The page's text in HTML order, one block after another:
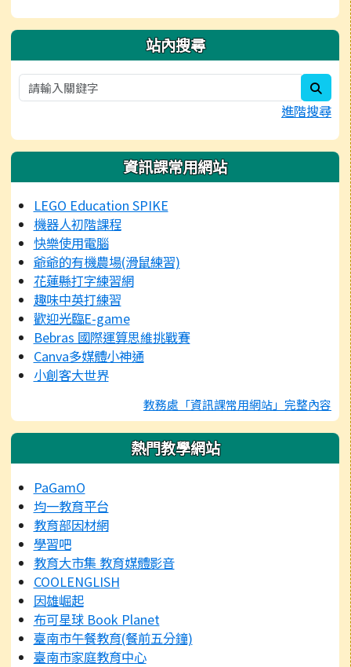
站內搜尋
進階搜尋
資訊課常用網站
LEGO Education SPIKE
機器人初階課程
快樂使用電腦
爺爺的有機農場(滑鼠練習)
花蓮縣打字練習網
趣味中英打練習
歡迎光臨E-game
Bebras 國際運算思維挑戰賽
Canva多媒體小神通
小創客大世界
教務處「資訊課常用網站」完整內容
熱門教學網站
PaGamO
均一教育平台
教育部因材網
學習吧
教育大市集 教育媒體影音
COOLENGLISH
因雄崛起
布可星球 Book Planet
臺南市午餐教育(餐前五分鐘)
臺南市家庭教育中心